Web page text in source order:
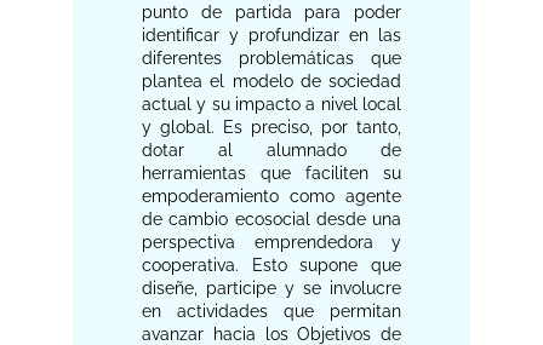
punto de partida para poder
identificar y profundizar en las
diferentes problemáticas que
plantea el modelo de sociedad
actual y su impacto a nivel local
y global. Es preciso, por tanto,
dotar al alumnado de
herramientas que faciliten su
empoderamiento como agente
de cambio ecosocial desde una
perspectiva emprendedora y
cooperativa. Esto supone que
diseñe, participe y se involucre
en actividades que permitan
avanzar hacia los Objetivos de